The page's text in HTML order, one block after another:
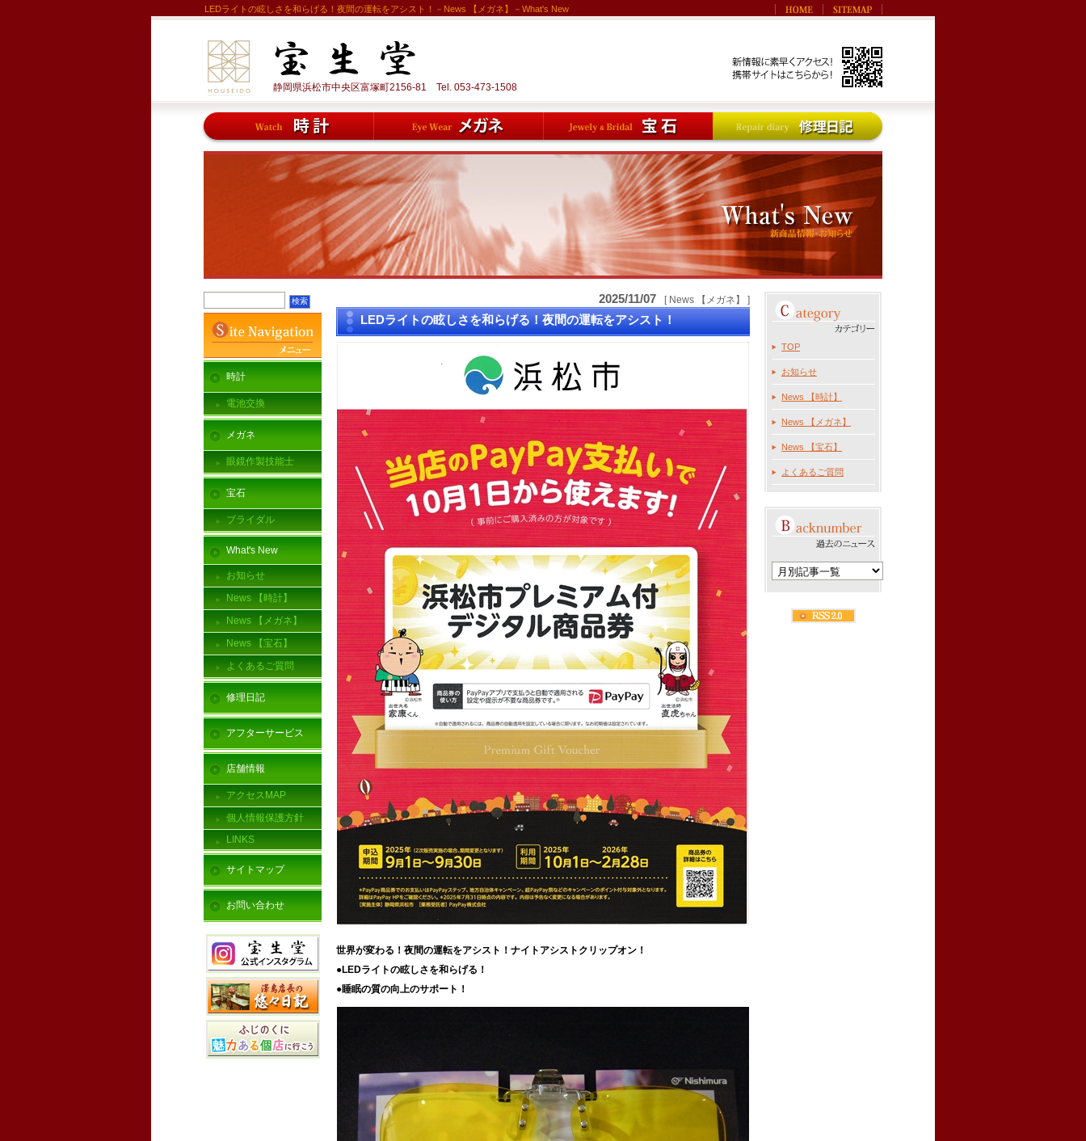
LEDライトの眩しさを和らげる！夜間の運転をアシスト！－News 【メガネ】－What's New
静岡県浜松市中央区富塚町2156-81 Tel. 053-473-1508
2025/11/07 [ News 【メガネ】 ]
LEDライトの眩しさを和らげる！夜間の運転をアシスト！
世界が変わる！夜間の運転をアシスト！ナイトアシストクリップオン！
●LEDライトの眩しさを和らげる！
●睡眠の質の向上のサポート！
TOP
お知らせ
News 【時計】
News 【メガネ】
News 【宝石】
よくあるご質問
時計
電池交換
メガネ
眼鏡作製技能士
宝石
ブライダル
What's New
お知らせ
News 【時計】
News 【メガネ】
News 【宝石】
よくあるご質問
修理日記
アフターサービス
店舗情報
アクセスMAP
個人情報保護方針
LINKS
サイトマップ
お問い合わせ